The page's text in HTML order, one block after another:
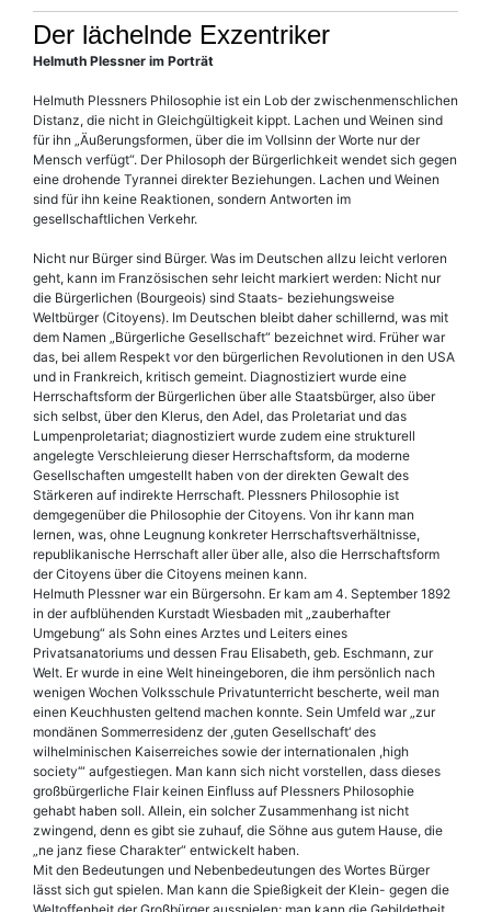
Der lächelnde Exzentriker
Helmuth Plessner im Porträt
Helmuth Plessners Philosophie ist ein Lob der zwischenmenschlichen
Distanz, die nicht in Gleichgültigkeit kippt. Lachen und Weinen sind
für ihn „Äußerungsformen, über die im Vollsinn der Worte nur der
Mensch verfügt“. Der Philosoph der Bürgerlichkeit wendet sich gegen
eine drohende Tyrannei direkter Beziehungen. Lachen und Weinen
sind für ihn keine Reaktionen, sondern Antworten im
gesellschaftlichen Verkehr.
Nicht nur Bürger sind Bürger. Was im Deutschen allzu leicht verloren
geht, kann im Französischen sehr leicht markiert werden: Nicht nur
die Bürgerlichen (Bourgeois) sind Staats- beziehungsweise
Weltbürger (Citoyens). Im Deutschen bleibt daher schillernd, was mit
dem Namen „Bürgerliche Gesellschaft“ bezeichnet wird. Früher war
das, bei allem Respekt vor den bürgerlichen Revolutionen in den USA
und in Frankreich, kritisch gemeint. Diagnostiziert wurde eine
Herrschaftsform der Bürgerlichen über alle Staatsbürger, also über
sich selbst, über den Klerus, den Adel, das Proletariat und das
Lumpenproletariat; diagnostiziert wurde zudem eine strukturell
angelegte Verschleierung dieser Herrschaftsform, da moderne
Gesellschaften umgestellt haben von der direkten Gewalt des
Stärkeren auf indirekte Herrschaft. Plessners Philosophie ist
demgegenüber die Philosophie der Citoyens. Von ihr kann man
lernen, was, ohne Leugnung konkreter Herrschaftsverhältnisse,
republikanische Herrschaft aller über alle, also die Herrschaftsform
der Citoyens über die Citoyens meinen kann.
Helmuth Plessner war ein Bürgersohn. Er kam am 4. September 1892
in der aufblühenden Kurstadt Wiesbaden mit „zauberhafter
Umgebung“ als Sohn eines Arztes und Leiters eines
Privatsanatoriums und dessen Frau Elisabeth, geb. Eschmann, zur
Welt. Er wurde in eine Welt hineingeboren, die ihm persönlich nach
wenigen Wochen Volksschule Privatunterricht bescherte, weil man
einen Keuchhusten geltend machen konnte. Sein Umfeld war „zur
mondänen Sommerresidenz der ,guten Gesellschaft‘ des
wilhelminischen Kaiserreiches sowie der internationalen ,high
society‘“ aufgestiegen. Man kann sich nicht vorstellen, dass dieses
großbürgerliche Flair keinen Einfluss auf Plessners Philosophie
gehabt haben soll. Allein, ein solcher Zusammenhang ist nicht
zwingend, denn es gibt sie zuhauf, die Söhne aus gutem Hause, die
„ne janz fiese Charakter“ entwickelt haben.
Mit den Bedeutungen und Nebenbedeutungen des Wortes Bürger
lässt sich gut spielen. Man kann die Spießigkeit der Klein- gegen die